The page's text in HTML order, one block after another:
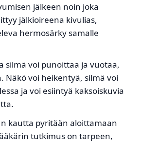
jälkeen noin joka
jälkioireena kivulias,
hermosärky samalle
silmä voi punoittaa ja vuotaa,
Näkö voi heikentyä, silmä voi
ja voi esiintyä kaksoiskuvia
kautta pyritään aloittamaan
tutkimus on tarpeen,